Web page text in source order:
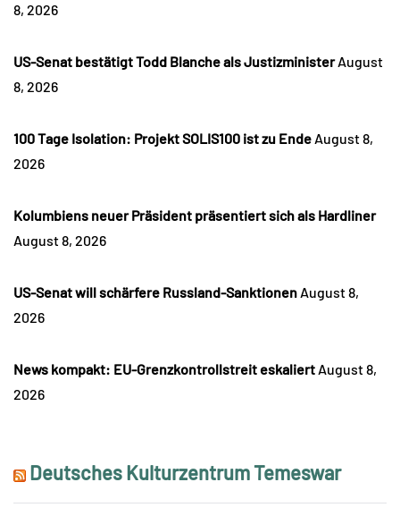
8, 2026
US-Senat bestätigt Todd Blanche als Justizminister August
8, 2026
100 Tage Isolation: Projekt SOLIS100 ist zu Ende August 8,
2026
Kolumbiens neuer Präsident präsentiert sich als Hardliner
August 8, 2026
US-Senat will schärfere Russland-Sanktionen August 8,
2026
News kompakt: EU-Grenzkontrollstreit eskaliert August 8,
2026
Deutsches Kulturzentrum Temeswar